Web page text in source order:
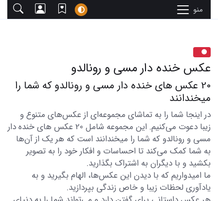
منو
عکس خنده دار مسی و رونالدو
20 عکس های خنده دار مسی و رونالدو که شما را
میخندانند
در اینجا شما را به تماشای مجموعه‌ای از عکس‌های متنوع و
زیبا دعوت می‌کنیم. این مجموعه شامل 20 عکس های خنده دار
مسی و رونالدو که شما را میخندانند است که هر یک از آن‌ها
به شما کمک می‌کند تا احساسات و افکار خود را به تصویر
بکشید و با دیگران به اشتراک بگذارید.
ما امیدواریم که با دیدن این عکس‌ها، الهام بگیرید و به
یادآوری لحظات زیبا و خاص زندگی بپردازید.